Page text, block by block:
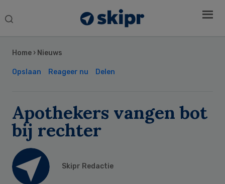
Search
Home › Nieuws
Opslaan Reageer nu Delen
Apothekers vangen bot
bij rechter
Skipr Redactie
Sidebar